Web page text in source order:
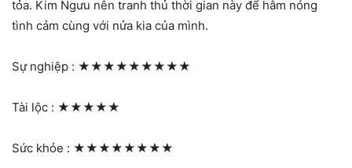
tỏa. Kim Ngưu nên tranh thủ thời gian này để hâm nóng
tình cảm cùng với nửa kia của mình.
Sự nghiệp : ★★★★★★★★★
Tài lộc : ★★★★★
Sức khỏe : ★★★★★★★★